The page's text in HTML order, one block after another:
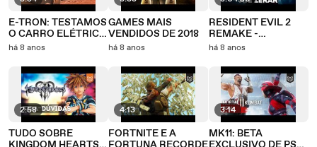
E-TRON: TESTAMOS
O CARRO ELÉTRICO
DA AUDI | Enemy Lab
há 8 anos
2:58
TUDO SOBRE
GAMES MAIS
VENDIDOS DE 2018
há 8 anos
4:13
FORTNITE E A
RESIDENT EVIL 2
REMAKE -
GAMEPLAY
há 8 anos
3:14
MK11: BETA